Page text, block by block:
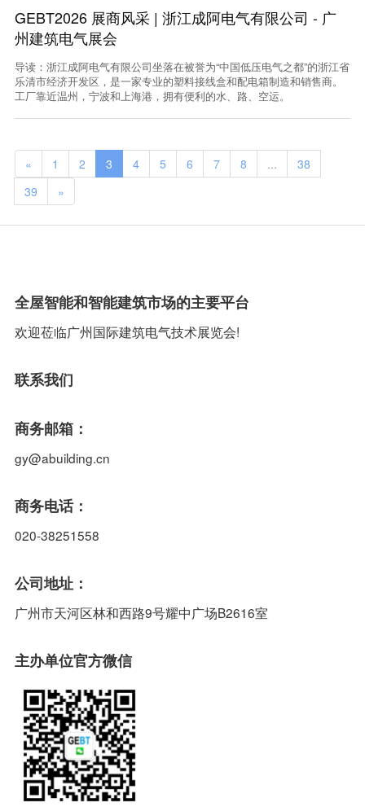
GEBT2026 展商风采 | 浙江成阿电气有限公司 - 广
州建筑电气展会
导读：浙江成阿电气有限公司坐落在被誉为“中国低压电气之都”的浙江省
乐清市经济开发区，是一家专业的塑料接线盒和配电箱制造和销售商。
工厂靠近温州，宁波和上海港，拥有便利的水、路、空运。
« 1 2 3 4 5 6 7 8 ...
38
39
»
全屋智能和智能建筑市场的主要平台
欢迎莅临广州国际建筑电气技术展览会!
联系我们
商务邮箱：
gy@abuilding.cn
商务电话：
020-38251558
公司地址：
广州市天河区林和西路9号耀中广场B2616室
主办单位官方微信